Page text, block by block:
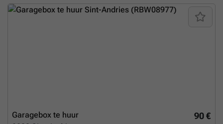
90 €
Garagebox te huur